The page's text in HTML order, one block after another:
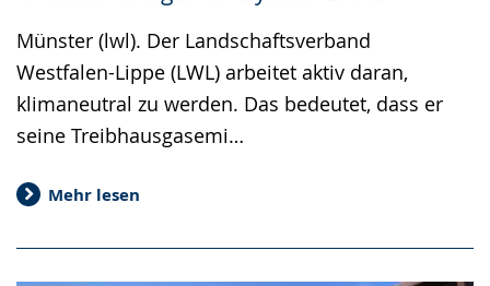
Münster (lwl). Der Landschaftsverband
Westfalen-Lippe (LWL) arbeitet aktiv daran,
klimaneutral zu werden. Das bedeutet, dass er
seine Treibhausgasemi…
Mehr lesen